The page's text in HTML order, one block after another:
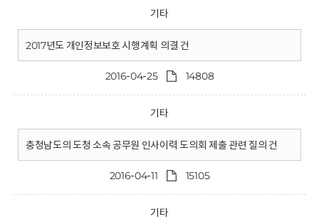
기타
2017년도 개인정보보호 시행계획 의결 건
2016-04-25 14808
기타
충청남도의 도청 소속 공무원 인사이력 도의회 제출 관련 질의 건
2016-04-11 15105
기타